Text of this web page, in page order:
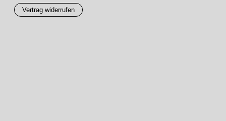
Vertrag widerrufen